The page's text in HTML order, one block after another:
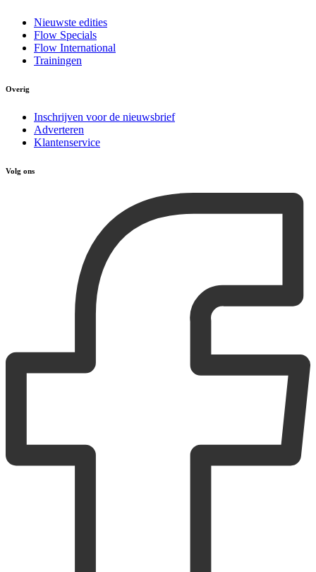
Nieuwste edities
Flow Specials
Flow International
Trainingen
Overig
Inschrijven voor de nieuwsbrief
Adverteren
Klantenservice
Volg ons